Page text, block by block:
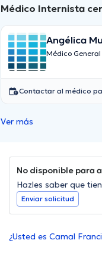
Médico Internista
Angélica
Médico General
Contactar al médico
Ver más
No disponible para
Hazles saber que
Enviar solicitud
¿Usted es Camal